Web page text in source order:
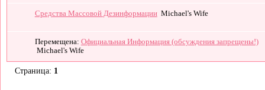
Средства Массовой Дезинформации Michael's Wife
Перемещена: Официальная Информация (обсуждения запрещены!)
Michael's Wife
Страница: 1